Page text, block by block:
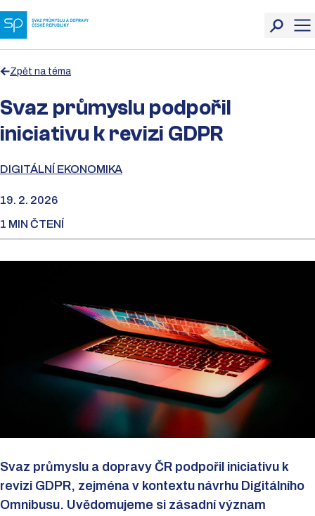
Zpět na téma
Svaz průmyslu podpořil
iniciativu k revizi GDPR
DIGITÁLNÍ EKONOMIKA
19. 2. 2026
1 MIN ČTENÍ
Svaz průmyslu a dopravy ČR podpořil iniciativu k
revizi GDPR, zejména v kontextu návrhu Digitálního
Omnibusu. Uvědomujeme si zásadní význam